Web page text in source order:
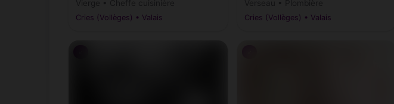
Cries (Vollèges) • Valais Cries (Vollèges) • Valais